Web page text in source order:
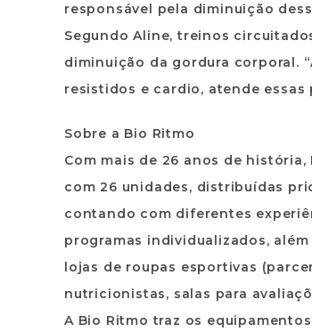
responsável pela diminuição
Segundo Aline, treinos
diminuição da gordura corporal.
resistidos e cardio, atende
Sobre a Bio Ritmo
Com mais de 26 anos de
com 26 unidades, distribuídas
contando com diferentes
programas individualizados,
lojas de roupas esportivas
nutricionistas, salas para
A Bio Ritmo traz os